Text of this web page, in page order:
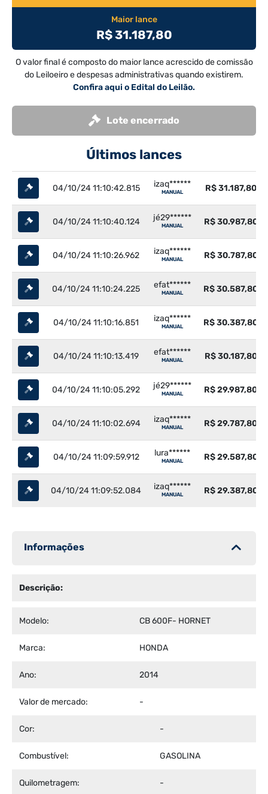
Maior lance
R$ 31.187,80
O valor final é composto do maior lance acrescido de comissão
do Leiloeiro e despesas administrativas quando existirem.
Confira aqui o Edital do Leilão.
Lote encerrado
Últimos lances
04/10/24 11:10:42.815 izaq******
MANUAL R$ 31.187,80
04/10/24 11:10:40.124 jé29******
MANUAL R$ 30.987,80
04/10/24 11:10:26.962 izaq******
MANUAL R$ 30.787,80
04/10/24 11:10:24.225 efat******
MANUAL R$ 30.587,80
04/10/24 11:10:16.851 izaq******
MANUAL R$ 30.387,80
04/10/24 11:10:13.419 efat******
MANUAL R$ 30.187,80
04/10/24 11:10:05.292 jé29******
MANUAL R$ 29.987,80
04/10/24 11:10:02.694 izaq******
MANUAL R$ 29.787,80
04/10/24 11:09:59.912 lura******
MANUAL R$ 29.587,80
04/10/24 11:09:52.084 izaq******
MANUAL R$ 29.387,80
Informações
Descrição:
Modelo: CB 600F- HORNET
Marca: HONDA
Ano: 2014
Valor de mercado: -
Cor: -
Combustível: GASOLINA
Quilometragem: -